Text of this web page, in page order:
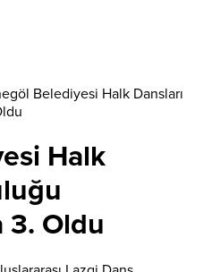
Belediyesi Halk Dansları
Halk
3. Oldu